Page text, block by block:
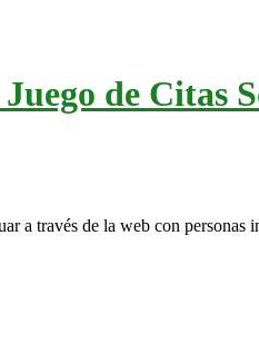
de Citas
a través de la web con